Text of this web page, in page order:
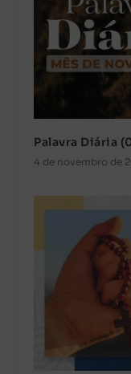
Palavra Diária
4 de novembro de